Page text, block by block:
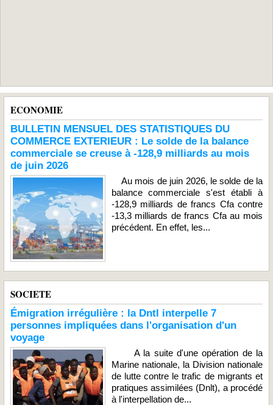
ECONOMIE
BULLETIN MENSUEL DES STATISTIQUES DU
COMMERCE EXTERIEUR : Le solde de la balance
commerciale se creuse à -128,9 milliards au mois
de juin 2026
Au mois de juin 2026, le solde de la
balance commerciale s'est établi à
-128,9 milliards de francs Cfa contre
-13,3 milliards de francs Cfa au mois
précédent. En effet, les...
SOCIETE
Émigration irrégulière : la Dntl interpelle 7
personnes impliquées dans l'organisation d'un
voyage
A la suite d'une opération de la
Marine nationale, la Division nationale
de lutte contre le trafic de migrants et
pratiques assimilées (Dnlt), a procédé
à l'interpellation de...